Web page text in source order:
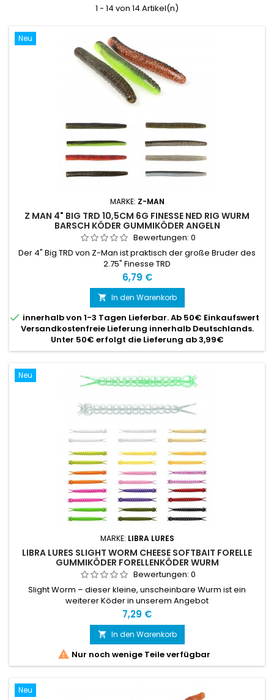
1 - 14 von 14 Artikel(n)
Neu
MARKE: Z-MAN
Z MAN 4" BIG TRD 10,5CM 6G FINESSE NED RIG WURM
BARSCH KÖDER GUMMIKÖDER ANGELN
Bewertungen: 0
Der 4" Big TRD von Z-Man ist praktisch der große Bruder des
2.75" Finesse TRD
Preis
6,79 €
 In den Warenkorb
 innerhalb von 1-3 Tagen Lieferbar. Ab 50€ Einkaufswert
Versandkostenfreie Lieferung innerhalb Deutschlands.
Unter 50€ erfolgt die Lieferung ab 3,99€
Neu
MARKE: LIBRA LURES
LIBRA LURES SLIGHT WORM CHEESE SOFTBAIT FORELLE
GUMMIKÖDER FORELLENKÖDER WURM
Bewertungen: 0
Slight Worm – dieser kleine, unscheinbare Wurm ist ein
weiterer Köder in unserem Angebot
Preis
7,29 €
 In den Warenkorb
 Nur noch wenige Teile verfügbar
Neu